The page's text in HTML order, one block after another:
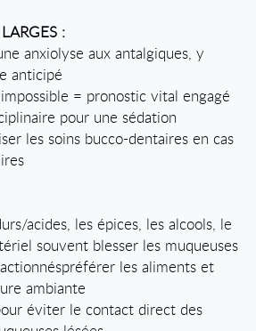
:
anxiolyse aux antalgiques, y
anticipé
= pronostic vital engagé
pour une sédation
les soins bucco-dentaires en cas
acides, les épices, les alcools, le
souvent blesser les muqueuses
les aliments et
ambiante
éviter le contact direct des